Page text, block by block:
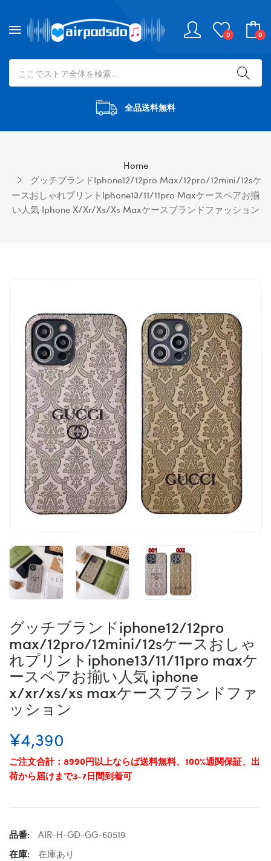
0 0
全品送料無料
Home
グッチブランドiphone12/12pro Max/12pro/12mini/12sケ
ースおしゃれプリントiphone13/11/11pro Maxケースペアお揃
い人気 Iphone X/xr/xs/xs Maxケースブランドファッション
グッチブランドiphone12/12pro
max/12pro/12mini/12sケースおしゃ
れプリントiphone13/11/11pro maxケ
ースペアお揃い人気 iphone
x/xr/xs/xs maxケースブランドファ
ッション
¥4,390
ご注文合計：8990円以上ならば送料無料、100%通関保証、出
荷から届けまで3-7日間到着可
品番:
AIR-H-GD-GG-60519
在庫:
在庫あり